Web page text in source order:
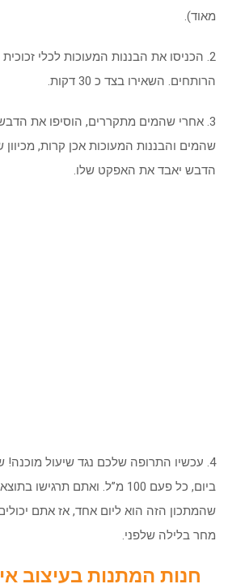
מאוד).
2. הכניסו את הבננות המעוכות לכלי
הרותחים. השאירו בצד כ 30 דקות.
3. אחרי שהמים מתקררים, הוסיפו את
שהמים והבננות המעוכות אכן קרות, מכיוון
הדבש יאבד את האפקט שלו.
4. עכשיו התרופה שלכם נגד שיעול
ביום, כל פעם 100 מ”ל. ואתם
שהמתכון הזה הוא ליום אחד, אז אתם
מחר בלילה שלפני.
חנות המתנות בעיצוב